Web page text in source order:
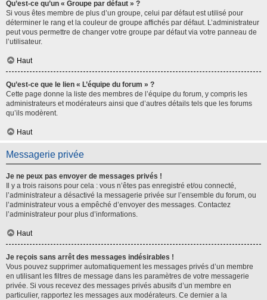
Qu’est-ce qu’un « Groupe par défaut » ?
Si vous êtes membre de plus d’un groupe, celui par défaut est utilisé pour
déterminer le rang et la couleur de groupe affichés par défaut. L’administrateur
peut vous permettre de changer votre groupe par défaut via votre panneau de
l’utilisateur.
Haut
Qu’est-ce que le lien « L’équipe du forum » ?
Cette page donne la liste des membres de l’équipe du forum, y compris les
administrateurs et modérateurs ainsi que d’autres détails tels que les forums
qu’ils modèrent.
Haut
Messagerie privée
Je ne peux pas envoyer de messages privés !
Il y a trois raisons pour cela : vous n’êtes pas enregistré et/ou connecté,
l’administrateur a désactivé la messagerie privée sur l’ensemble du forum, ou
l’administrateur vous a empêché d’envoyer des messages. Contactez
l’administrateur pour plus d’informations.
Haut
Je reçois sans arrêt des messages indésirables !
Vous pouvez supprimer automatiquement les messages privés d’un membre
en utilisant les filtres de message dans les paramètres de votre messagerie
privée. Si vous recevez des messages privés abusifs d’un membre en
particulier, rapportez les messages aux modérateurs. Ce dernier a la